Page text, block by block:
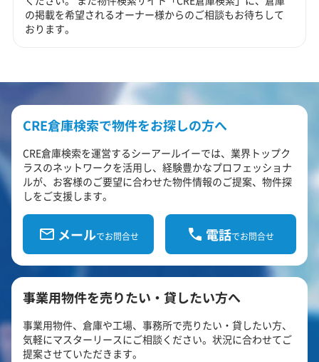
の掲載を希望されるオーナー様からのご相談もお待ちして
おります。
CRE倉庫検索で物件をお探しの方へ
CRE倉庫検索を運営するシーアールイーでは、業界トップク
ラスのネットワークを活用し、経験豊かなプロフェッショナ
ルが、お客様のご要望に合わせた物件情報のご提案、物件探
しをご支援します。
メールでお問合せ 電話でお問合せ
事業用物件を売りたい・貸したい方へ
事業用物件、倉庫や工場、事務所で売りたい・貸したい方、
気軽にマスターリースにご相談ください。状況に合わせてご
提案させていただきます。